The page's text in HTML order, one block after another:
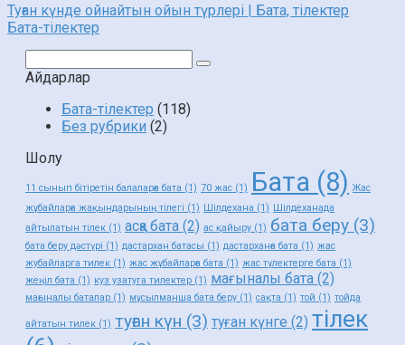
Туған күнде ойнайтын ойын түрлері | Бата, тілектер
Бата-тілектер
Айдарлар
Бата-тілектер (118)
Без рубрики (2)
Шолу
11 сынып бітіретін балаларға бата (1) 70 жас (1) Бата (8) Жас
жұбайларға жақындарының тілегі (1) Шілдехана (1) Шілдеханада
айтылатын тілек (1) асқа бата (2) ас қайыру (1) бата беру (3)
бата беру дәстүрі (1) дастархан батасы (1) дастарханға бата (1) жас
жубайларга тилек (1) жас жұбайларға бата (1) жас түлектерге бата (1)
жеңіл бата (1) куз узатуга тилектер (1) мағыналы бата (2)
мағыналы баталар (1) мұсылманша бата беру (1) сақта (1) той (1) тойда
айтатын тилек (1) туған күн (3) туған күнге (2) тілек